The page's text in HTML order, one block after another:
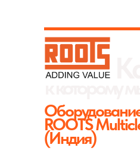
ROOTS
(Индия)